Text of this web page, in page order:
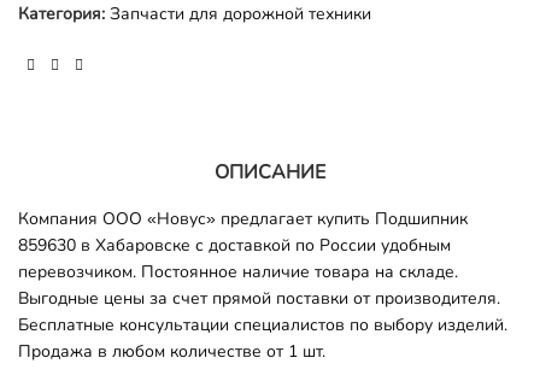
Категория: Запчасти для дорожной техники
ОПИСАНИЕ
Компания ООО «Новус» предлагает купить Подшипник
859630 в Хабаровске с доставкой по России удобным
перевозчиком. Постоянное наличие товара на складе.
Выгодные цены за счет прямой поставки от производителя.
Бесплатные консультации специалистов по выбору изделий.
Продажа в любом количестве от 1 шт.